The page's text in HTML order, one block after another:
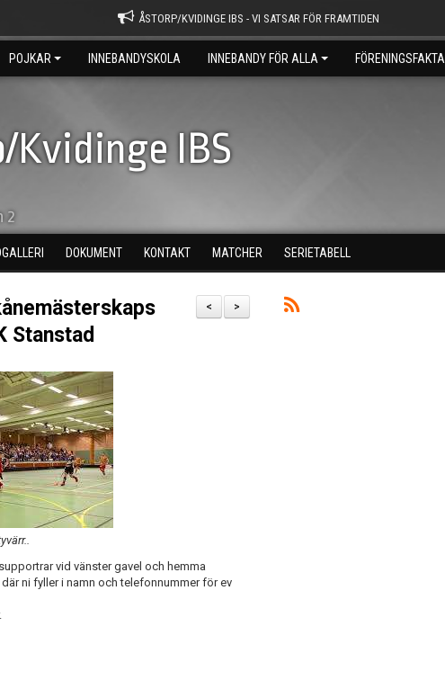
ÅSTORP/KVIDINGE IBS - VI SATSAR FÖR FRAMTIDEN
POJKAR INNEBANDYSKOLA INNEBANDY FÖR ALLA FÖRENINGSFAKTA
Kvidinge IBS
2
DOKUMENT KONTAKT MATCHER SERIETABELL
>
<
Stanstad
vid vänster gavel och hemma
ni fyller i namn och telefonnummer för ev